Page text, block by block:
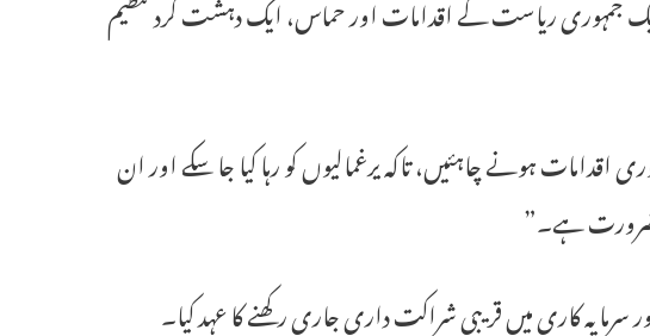
ہونے چاہئیں، تاکہ یرغمالیوں کو رہا کیا جا سکے اور ان
ضرورت ہے۔”
کاری میں قریبی شراکت داری جاری رکھنے کا عہد کیا۔